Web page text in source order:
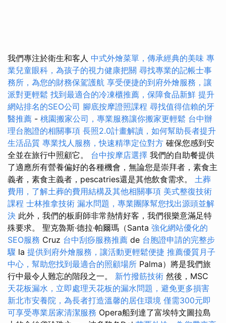
我們專注於衛生和客人 中式外燴菜單，傳承經典的美味 專
業兒童眼科，為孩子的視力健康把關 尋找專業的記帳士事
務所，為您的財務保駕護航 享受便捷的到府外燴服務，讓
派對更輕鬆 找到最適合的冷凍櫃推薦，保障食品新鮮 提升
網站排名的SEO公司 腳底按摩證照課程 尋找值得信賴的牙
醫推薦 - 桃園搬家公司，專業服務讓你搬家更輕鬆 台中辦
理台胞證的相關事項 長照2.0計畫解讀，如何幫助長者提升
生活品質 專業找人服務，快速精準定位對方 確保您感到安
全並在旅行中照顧它。 台中按摩店選擇 我們的自助餐提供
了適應所有營養偏好的各種機會，無論您是崇拜者，素食主
義者，素食主義者，pescatries還是其他飲食需求。 土葬
費用，了解土葬的費用結構及其他相關事項 美式整復技術
課程 士林推拿技術 漏水問題，專業團隊幫您找出源頭並解
決 此外，我們的板廚師非常熱情好客，我們很樂意滿足特
殊要求。 聖克魯斯·德拉·帕爾瑪（Santa 強化網站優化的
SEO服務 Cruz 台中刮痧服務推薦 de 台胞證申請的完整步
驟 la 提供到府外燴服務，讓活動更輕鬆便捷 推薦優質月子
中心，幫助您找到最適合的照顧場所 Palma）將是我們旅
行中最令人難忘的階段之一。 新竹撥筋技術 然後，MSC
天花板漏水，立即處理天花板的漏水問題，避免更多損害
新北市安養院，為長者打造溫馨的居住環境 僅需300元即
可享受專業居家清潔服務 Opera船到達了富埃特文圖拉島